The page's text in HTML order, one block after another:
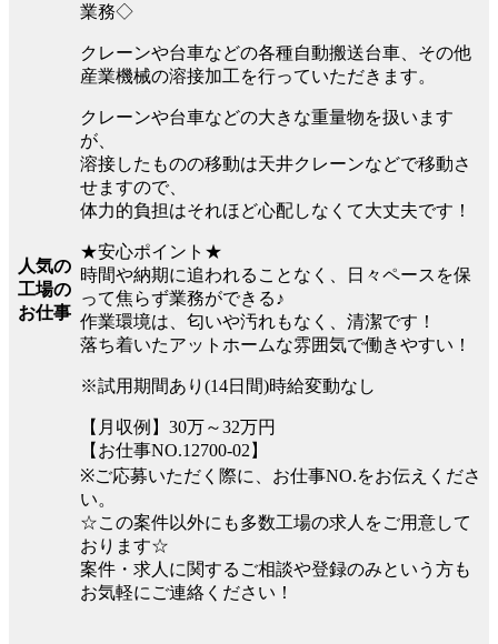
人気の
工場の
お仕事
業務◇
クレーンや台車などの各種自動搬送台車、その他
産業機械の溶接加工を行っていただきます。
クレーンや台車などの大きな重量物を扱います
が、
溶接したものの移動は天井クレーンなどで移動さ
せますので、
体力的負担はそれほど心配しなくて大丈夫です！
★安心ポイント★
時間や納期に追われることなく、日々ペースを保
って焦らず業務ができる♪
作業環境は、匂いや汚れもなく、清潔です！
落ち着いたアットホームな雰囲気で働きやすい！
※試用期間あり(14日間)時給変動なし
【月収例】30万～32万円
【お仕事NO.12700-02】
※ご応募いただく際に、お仕事NO.をお伝えくださ
い。
☆この案件以外にも多数工場の求人をご用意して
おります☆
案件・求人に関するご相談や登録のみという方も
お気軽にご連絡ください！